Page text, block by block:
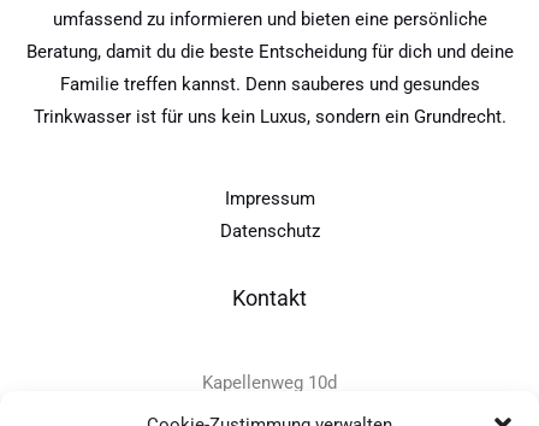
umfassend zu informieren und bieten eine persönliche
Beratung, damit du die beste Entscheidung für dich und deine
Familie treffen kannst. Denn sauberes und gesundes
Trinkwasser ist für uns kein Luxus, sondern ein Grundrecht.
Impressum
Datenschutz
Kontakt
Kapellenweg 10d
D-94575 Windorf